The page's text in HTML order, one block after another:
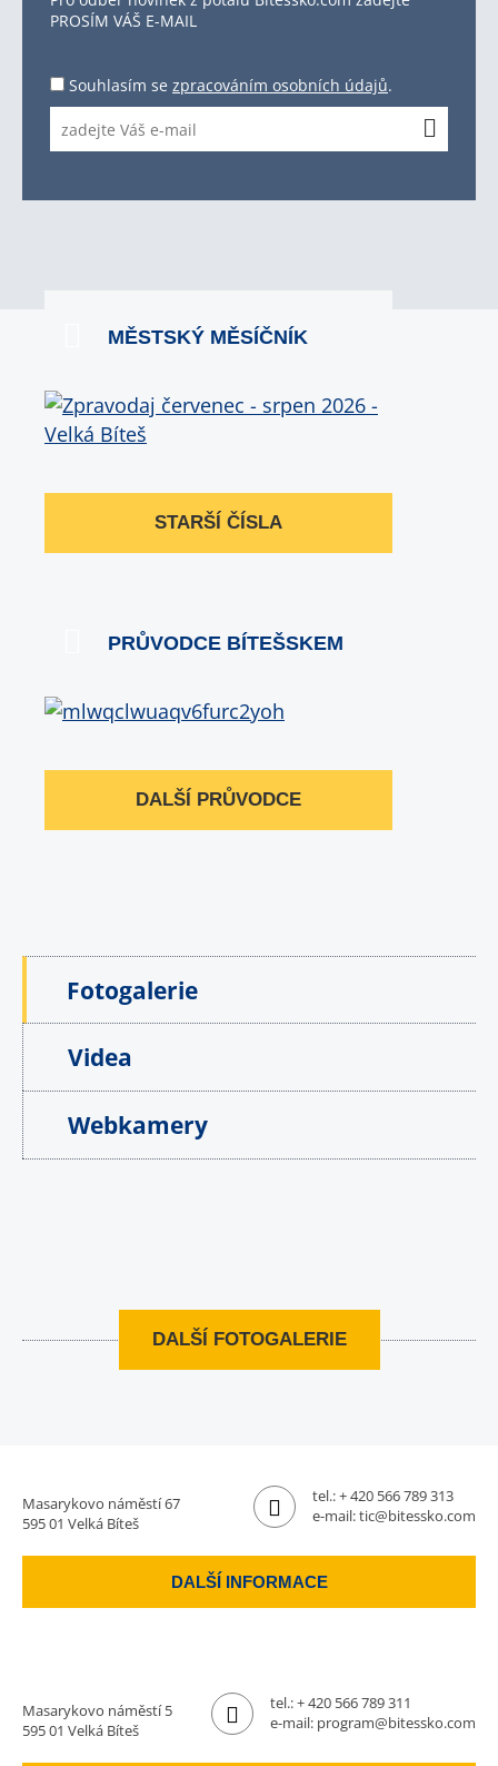
PROSÍM VÁŠ E-MAIL
Souhlasím se zpracováním osobních údajů.
MĚSTSKÝ MĚSÍČNÍK
STARŠÍ ČÍSLA
PRŮVODCE BÍTEŠSKEM
DALŠÍ PRŮVODCE
Fotogalerie
Videa
Webkamery
DALŠÍ FOTOGALERIE
Masarykovo náměstí 67
595 01 Velká Bíteš
tel.:+ 420 566 789 313
e-mail:tic@bitessko.com
DALŠÍ INFORMACE
Masarykovo náměstí 5
595 01 Velká Bíteš
tel.:+ 420 566 789 311
e-mail: program@bitessko.com